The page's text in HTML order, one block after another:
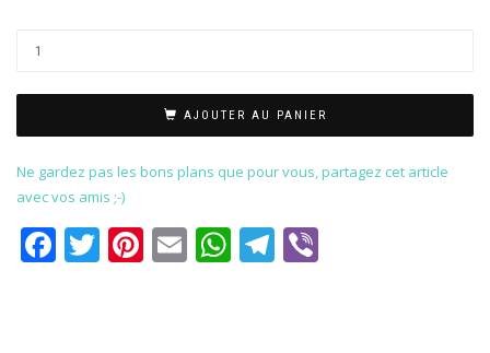
AJOUTER AU PANIER
Ne gardez pas les bons plans que pour vous, partagez cet article
avec vos amis ;-)
Facebook
Twitter
Pinterest
EmailWhatsApp
Telegram